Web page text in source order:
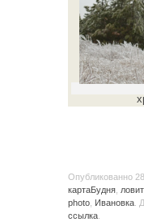
Опубликованно
картаБудня
photo
Ивановка .
ссылка